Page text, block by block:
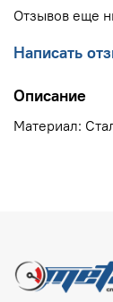
Отзывов еще
Написать
Описание
Материал: